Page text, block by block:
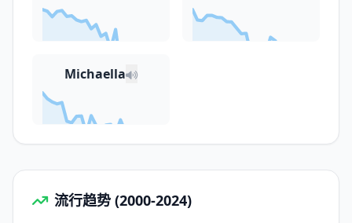
Michaella
流行趋势 (2000-2024)